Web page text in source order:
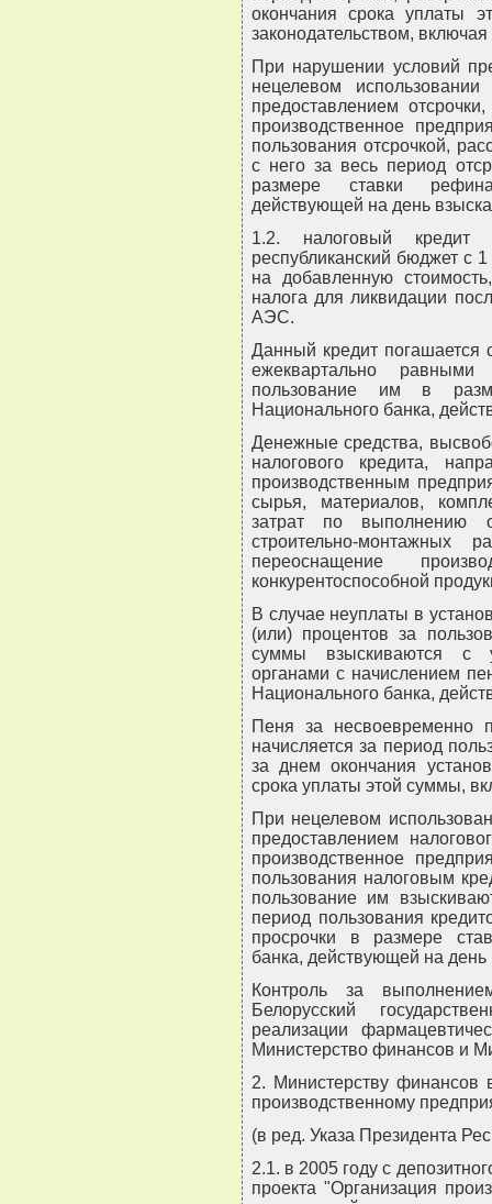
окончания срока уплаты
законодательством,
При нарушении условий
нецелевом
предоставлением
производственное
пользования отсрочкой,
с него за весь период
размере ставки
действующей на день
1.2. налоговый
республиканский бюджет с
на добавленную
налога для ликвидации
АЭС.
Данный кредит погашается
ежеквартально
пользование им в
Национального банка,
Денежные средства,
налогового кредита,
производственным
сырья, материалов,
затрат по выполнению
строительно-монтажных
переоснащение
конкурентоспособной
В случае неуплаты в
(или) процентов за
суммы взыскиваются с
органами с начислением
Национального банка,
Пеня за несвоевременно
начисляется за период
за днем окончания
срока уплаты этой суммы,
При нецелевом
предоставлением
производственное
пользования налоговым
пользование им
период пользования
просрочки в размере
банка, действующей на день
Контроль за
Белорусский
реализации
Министерство финансов и
2. Министерству финансов
производственному
(в ред. Указа Президента
2.1. в 2005 году с
проекта "Организация